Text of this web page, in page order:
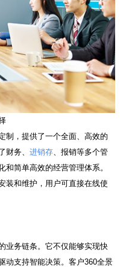
制，提供了一个全面、高效的
财务、进销存 、报销等多个管
和简单高效的经营管理体系。
装和维护，用户可直接在线使
业务链条。它不仅能够实现快
动支持智能决策。客户360全景